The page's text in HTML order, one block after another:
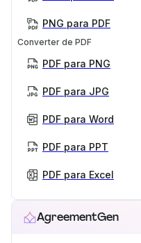
PNG para PDF
Converter de PDF
PDF para PNG
PDF para JPG
PDF para Word
PDF para PPT
PDF para Excel
AgreementGen